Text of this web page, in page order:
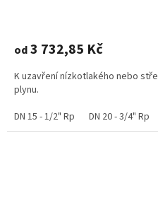
od3 732,85 Kč
K uzavření nízkotlakého nebo
plynu.
DN 15 - 1/2" Rp
DN 20 - 3/4" Rp